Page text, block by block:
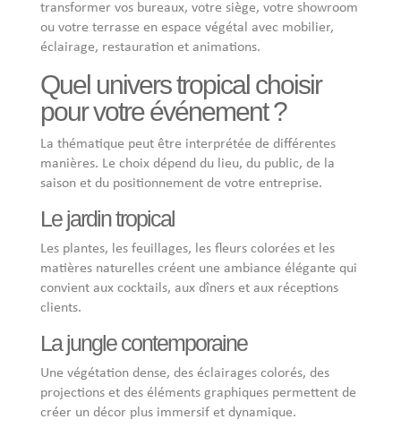
transformer vos bureaux, votre siège, votre showroom
ou votre terrasse en espace végétal avec mobilier,
éclairage, restauration et animations.
Quel univers tropical choisir
pour votre événement ?
La thématique peut être interprétée de différentes
manières. Le choix dépend du lieu, du public, de la
saison et du positionnement de votre entreprise.
Le jardin tropical
Les plantes, les feuillages, les fleurs colorées et les
matières naturelles créent une ambiance élégante qui
convient aux cocktails, aux dîners et aux réceptions
clients.
La jungle contemporaine
Une végétation dense, des éclairages colorés, des
projections et des éléments graphiques permettent de
créer un décor plus immersif et dynamique.